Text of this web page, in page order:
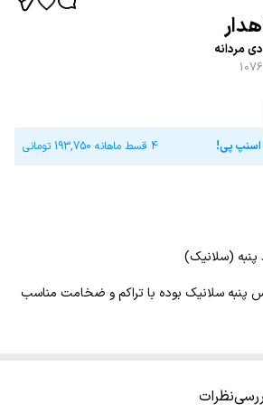
مردانه
اسنپ پی! 4 قسط ماهانه 193,750 تومانی
(سلانیک)
پنبه سلانیک بوده با تراکم و ضخامت مناسب
نظرات